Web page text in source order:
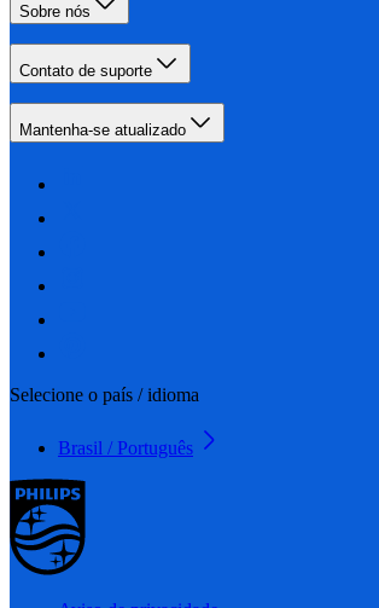
Sobre nós
Contato de suporte
Mantenha-se atualizado
Selecione o país / idioma
Brasil / Português